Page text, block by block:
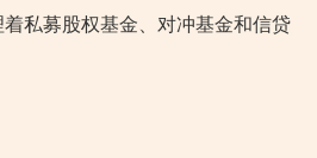
私募股权基金、对冲基金和信贷